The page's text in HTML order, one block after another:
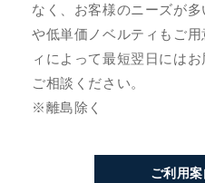
なく、お客様のニーズが
や低単価ノベルティもご
ィによって最短翌日には
ご相談ください。
※離島除く
ご利用